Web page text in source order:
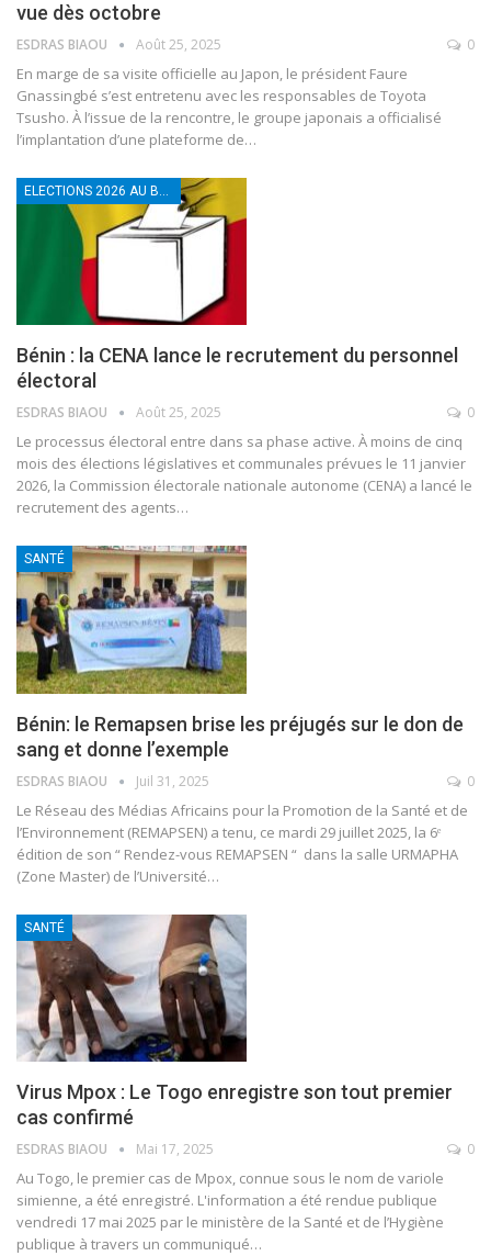
vue dès octobre
ESDRAS BIAOU Août 25, 2025 0
En marge de sa visite officielle au Japon, le président Faure
Gnassingbé s’est entretenu avec les responsables de Toyota
Tsusho. À l’issue de la rencontre, le groupe japonais a officialisé
l’implantation d’une plateforme de…
ELECTIONS 2026 AU BÉNIN
Bénin : la CENA lance le recrutement du personnel
électoral
ESDRAS BIAOU Août 25, 2025 0
Le processus électoral entre dans sa phase active. À moins de cinq
mois des élections législatives et communales prévues le 11 janvier
2026, la Commission électorale nationale autonome (CENA) a lancé le
recrutement des agents…
SANTÉ
Bénin: le Remapsen brise les préjugés sur le don de
sang et donne l’exemple
ESDRAS BIAOU Juil 31, 2025 0
Le Réseau des Médias Africains pour la Promotion de la Santé et de
l’Environnement (REMAPSEN) a tenu, ce mardi 29 juillet 2025, la 6ᵉ
édition de son “ Rendez-vous REMAPSEN “ dans la salle URMAPHA
(Zone Master) de l’Université…
SANTÉ
Virus Mpox : Le Togo enregistre son tout premier
cas confirmé
ESDRAS BIAOU Mai 17, 2025 0
Au Togo, le premier cas de Mpox, connue sous le nom de variole
simienne, a été enregistré. L'information a été rendue publique
vendredi 17 mai 2025 par le ministère de la Santé et de l’Hygiène
publique à travers un communiqué…